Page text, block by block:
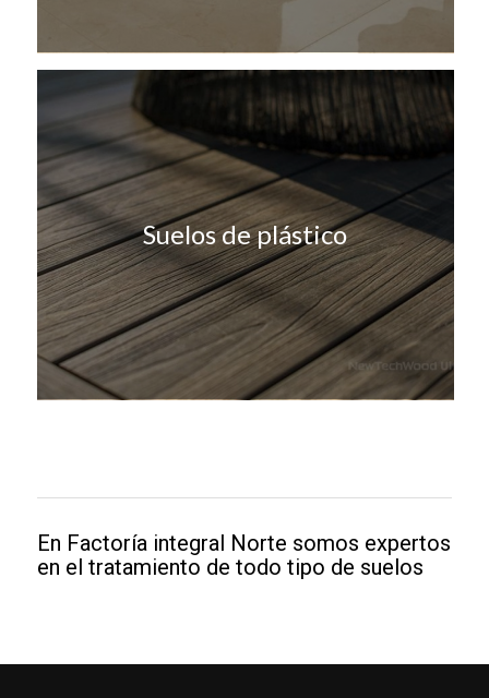
Suelos de plástico
En Factoría integral Norte somos expertos
en el tratamiento de todo tipo de suelos